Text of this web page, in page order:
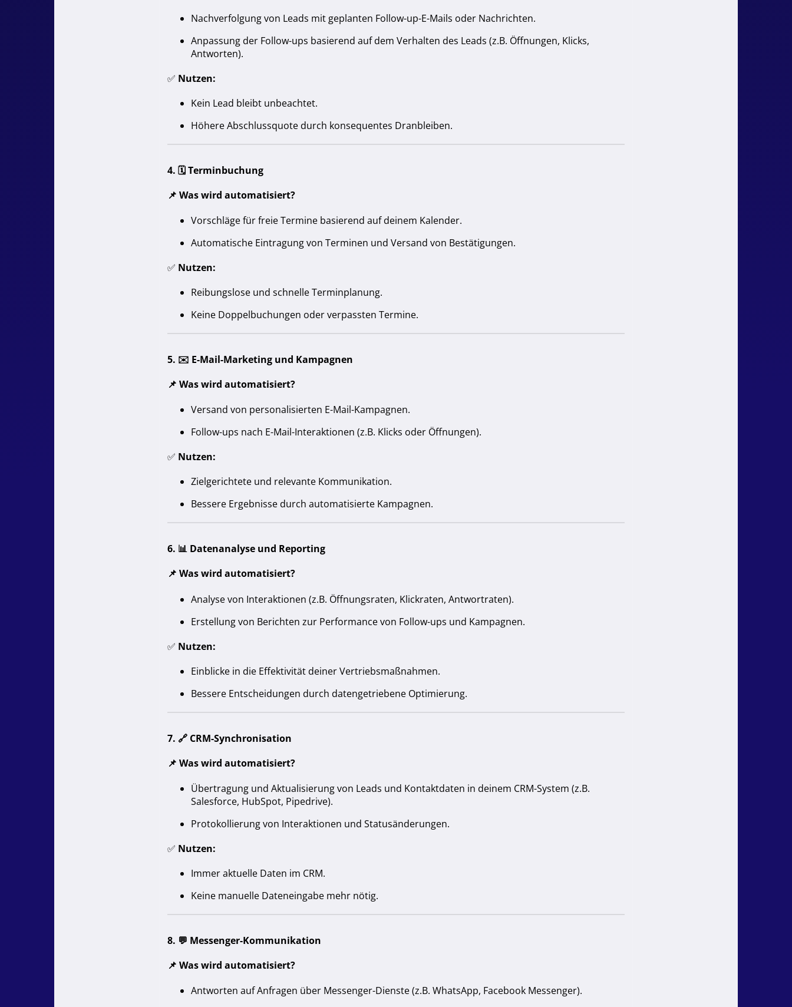
Nachverfolgung von Leads mit geplanten Follow-up-E-Mails oder Nachrichten.
Anpassung der Follow-ups basierend auf dem Verhalten des Leads (z.B. Öffnungen, Klicks,
Antworten).
✅ Nutzen:
Kein Lead bleibt unbeachtet.
Höhere Abschlussquote durch konsequentes Dranbleiben.
4. 🗓Terminbuchung
📌 Was wird automatisiert?
Vorschläge für freie Termine basierend auf deinem Kalender.
Automatische Eintragung von Terminen und Versand von Bestätigungen.
✅ Nutzen:
Reibungslose und schnelle Terminplanung.
Keine Doppelbuchungen oder verpassten Termine.
5. ✉️ E-Mail-Marketing und Kampagnen
📌 Was wird automatisiert?
Versand von personalisierten E-Mail-Kampagnen.
Follow-ups nach E-Mail-Interaktionen (z.B. Klicks oder Öffnungen).
✅ Nutzen:
Zielgerichtete und relevante Kommunikation.
Bessere Ergebnisse durch automatisierte Kampagnen.
6. 📊 Datenanalyse und Reporting
📌 Was wird automatisiert?
Analyse von Interaktionen (z.B. Öffnungsraten, Klickraten, Antwortraten).
Erstellung von Berichten zur Performance von Follow-ups und Kampagnen.
✅ Nutzen:
Einblicke in die Effektivität deiner Vertriebsmaßnahmen.
Bessere Entscheidungen durch datengetriebene Optimierung.
7. 🔗 CRM-Synchronisation
📌 Was wird automatisiert?
Übertragung und Aktualisierung von Leads und Kontaktdaten in deinem CRM-System (z.B.
Salesforce, HubSpot, Pipedrive).
Protokollierung von Interaktionen und Statusänderungen.
✅ Nutzen:
Immer aktuelle Daten im CRM.
Keine manuelle Dateneingabe mehr nötig.
8. 💬 Messenger-Kommunikation
📌 Was wird automatisiert?
Antworten auf Anfragen über Messenger-Dienste (z.B. WhatsApp, Facebook Messenger).